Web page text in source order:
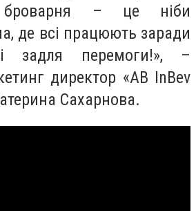
броварня – це ніби
де всі працюють заради
і задля перемоги!», –
директор «AB InBev
Сахарнова.